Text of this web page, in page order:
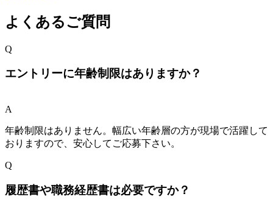
よくあるご質問
Q
エントリーに年齢制限はありますか？
A
年齢制限はありません。幅広い年齢層の方が現場で活躍して
おりますので、安心してご応募下さい。
Q
履歴書や職務経歴書は必要ですか？